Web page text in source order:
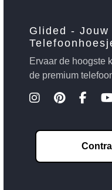
Glided - Jouw
Ervaar de hoogste
de premium